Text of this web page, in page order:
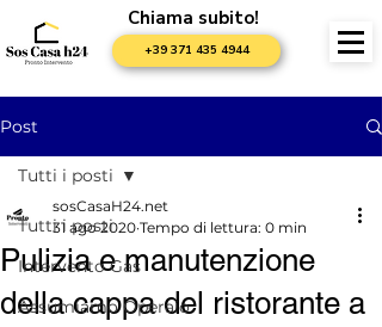
+39 371 435 4944
Chiama subito!
Post
Tutti i posti
Intervento Gas
Assumiamo Operaio
Tutti i posti
Pulizia e manutenzione
della cappa del ristorante a
sosCasaH24.net
31 ago 2020 Tempo di lettura: 0 min